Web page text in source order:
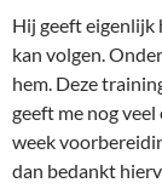
Hij geeft eigenlijk
kan volgen.
hem. Deze
geeft me nog
week
dan bedankt